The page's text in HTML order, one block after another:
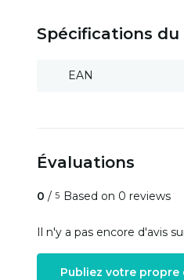
Spécifications
EAN
Évaluations
0 / 5 Based on 0 reviews
Il n'y a pas encore d'avis
Publiez votre propre